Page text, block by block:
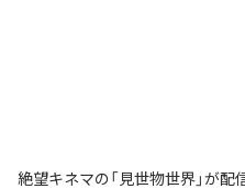
絶望キネマの「見世物世界」が